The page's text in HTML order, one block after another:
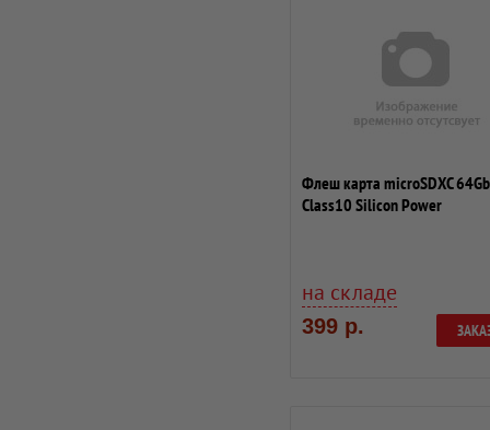
Флеш карта microSDXC 64Gb
Class10 Silicon Power
на складе
399 р.